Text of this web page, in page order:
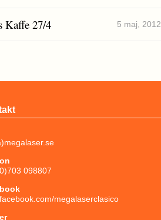
Kaffe 27/4 5 maj, 2012
098807
megalaserclasico